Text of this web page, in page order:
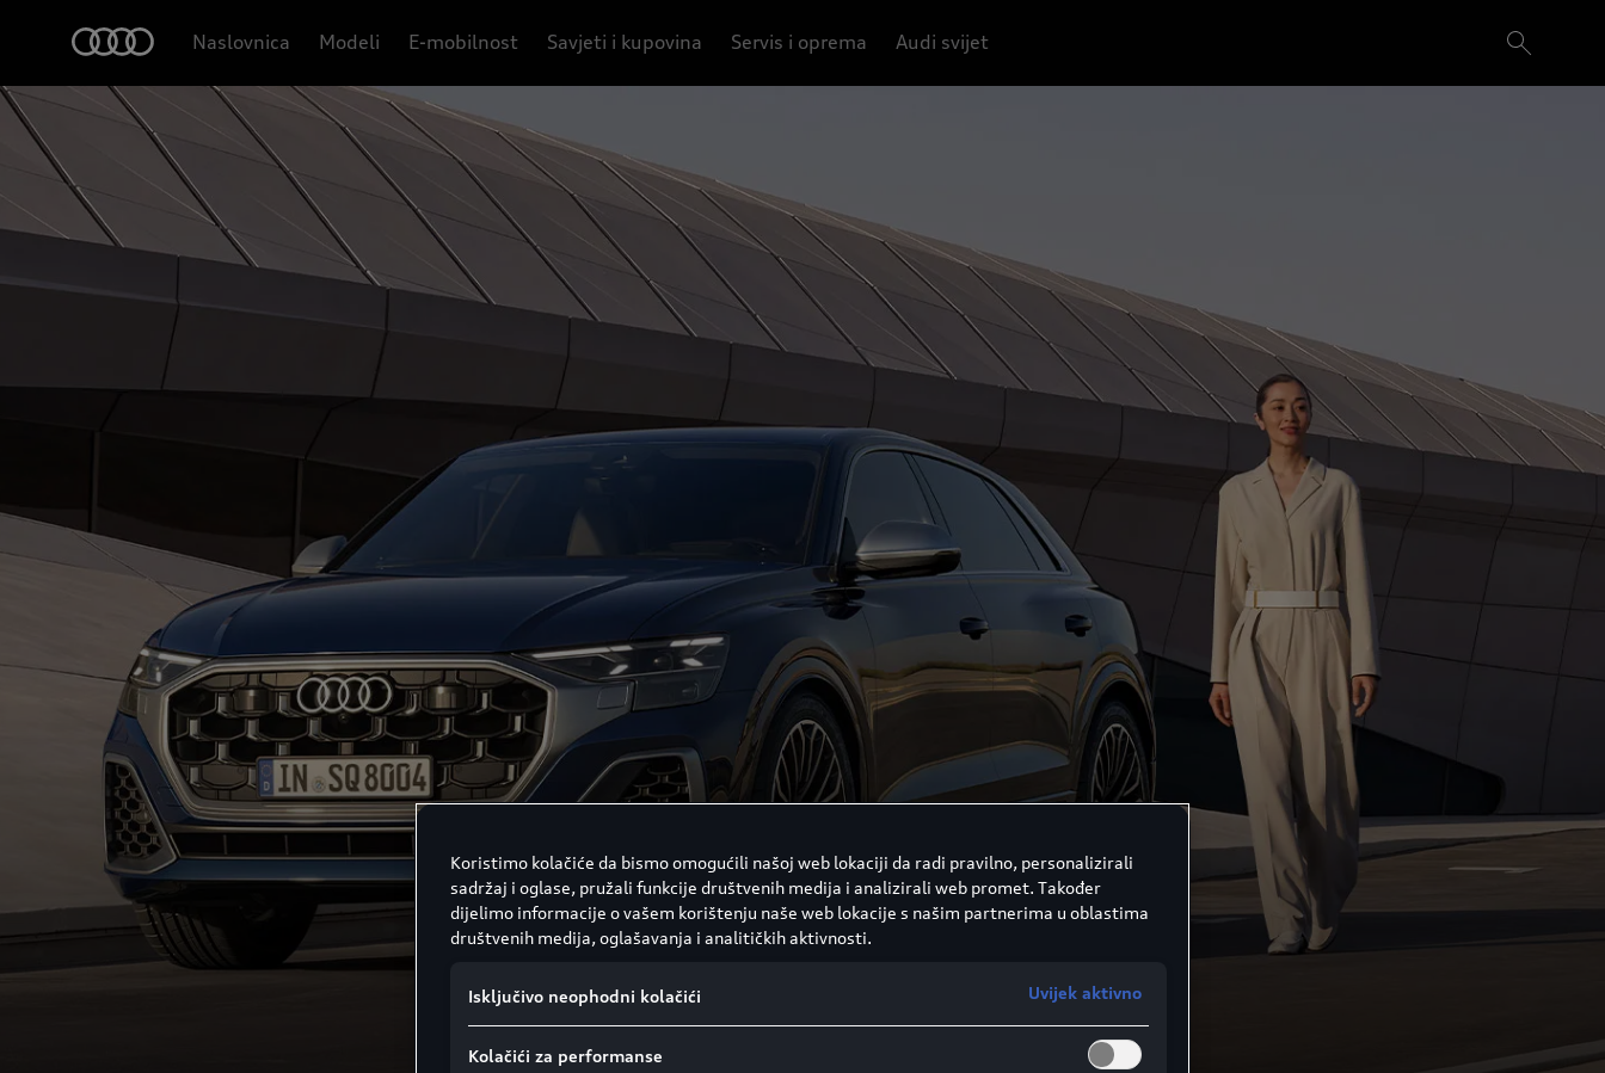
Naslovnica Modeli E-mobilnost Savjeti i kupovina Servis i oprema Audi svijet
Koristimo kolačiće da bismo omogućili našoj web lokaciji da radi pravilno, personalizirali
sadržaj i oglase, pružali funkcije društvenih medija i analizirali web promet. Također
dijelimo informacije o vašem korištenju naše web lokacije s našim partnerima u oblastima
društvenih medija, oglašavanja i analitičkih aktivnosti.
Isključivo neophodni kolačići Uvijek aktivno
Kolačići za performanse